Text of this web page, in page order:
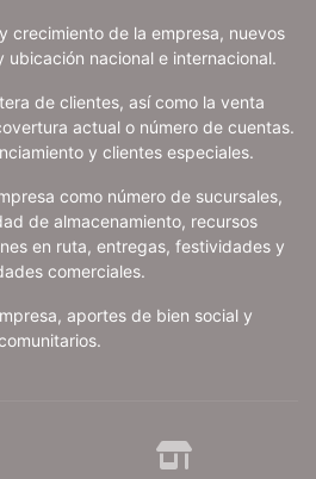
crecimiento de la empresa, nuevos
ubicación nacional e internacional.
de clientes, así como la venta
actual o número de cuentas.
y clientes especiales.
como número de sucursales,
de almacenamiento, recursos
en ruta, entregas, festividades y
comerciales.
aportes de bien social y